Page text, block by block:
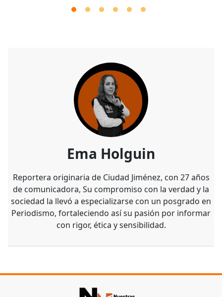
Ema Holguin
Reportera originaria de Ciudad Jiménez, con 27 años
de comunicadora, Su compromiso con la verdad y la
sociedad la llevó a especializarse con un posgrado en
Periodismo, fortaleciendo así su pasión por informar
con rigor, ética y sensibilidad.